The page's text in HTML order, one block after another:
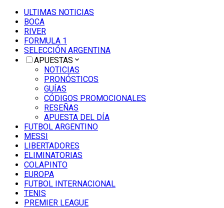
ULTIMAS NOTICIAS
BOCA
RIVER
FORMULA 1
SELECCIÓN ARGENTINA
APUESTAS
NOTICIAS
PRONÓSTICOS
GUÍAS
CÓDIGOS PROMOCIONALES
RESEÑAS
APUESTA DEL DÍA
FUTBOL ARGENTINO
MESSI
LIBERTADORES
ELIMINATORIAS
COLAPINTO
EUROPA
FUTBOL INTERNACIONAL
TENIS
PREMIER LEAGUE